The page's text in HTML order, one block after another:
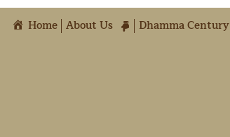
Home About Us Dhamma Century